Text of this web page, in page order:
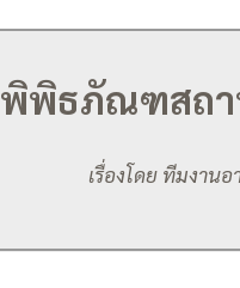
พิพิธภัณฑสถ
เรื่องโดย ทีมงาน